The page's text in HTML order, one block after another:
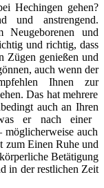
Hechingen gehen?
und anstrengend.
und
und richtig, dass
Zügen genießen und
auch wenn der
Ihnen zur
Das hat mehrere
auch an Ihren
er nach einer
möglicherweise auch
zum Einen Ruhe und
Betätigung
in der restlichen Zeit